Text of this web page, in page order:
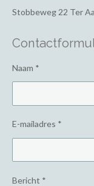
Stobbeweg 22 Ter
Naam *
E-mailadres *
Bericht *